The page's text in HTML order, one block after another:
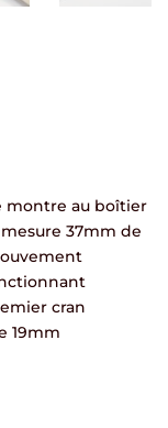
montre au boîtier
37mm de
cran
19mm